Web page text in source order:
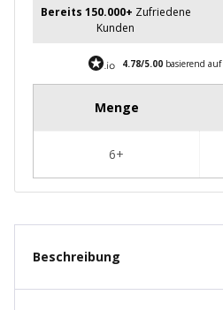
Bereits 150.000+ Zufriedene
Kunden
4.78/5.00basierend auf
Beschreibung